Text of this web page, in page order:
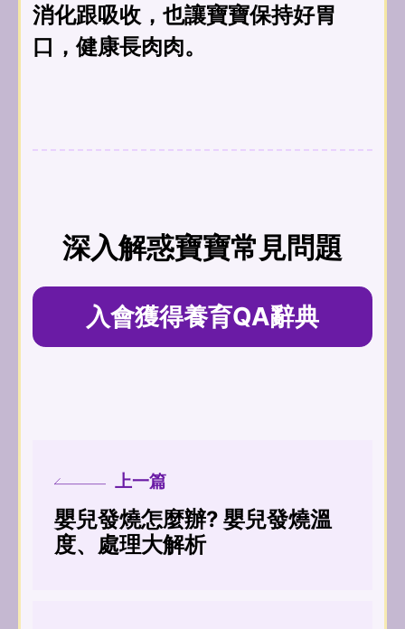
消化跟吸收，也讓寶寶保持好胃
口，健康長肉肉。
深入解惑寶寶常見問題
入會獲得養育QA辭典
上一篇
嬰兒發燒怎麼辦? 嬰兒發燒溫
度、處理大解析